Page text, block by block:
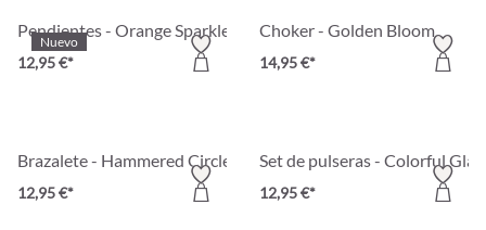
Nuevo
Pendientes - Orange Sparkle
12,95 €*
Choker - Golden Bloom
14,95 €*
Brazalete - Hammered Circles
12,95 €*
Set de pulseras - Colorful
12,95 €*